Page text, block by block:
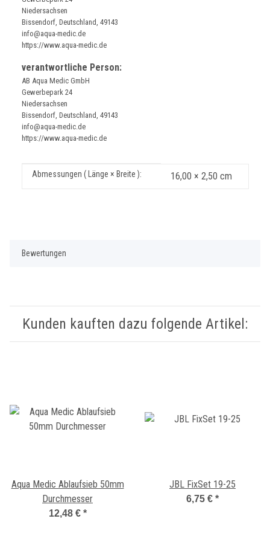
Niedersachsen
Bissendorf, Deutschland, 49143
info@aqua-medic.de
https://www.aqua-medic.de
verantwortliche Person:
AB Aqua Medic GmbH
Gewerbepark 24
Niedersachsen
Bissendorf, Deutschland, 49143
info@aqua-medic.de
https://www.aqua-medic.de
Produkteigenschaft
Wert
Abmessungen ( Länge × Breite ): 16,00 × 2,50 cm
Bewertungen
Kunden kauften dazu folgende Artikel:
Aqua Medic Ablaufsieb 50mm
Durchmesser
12,48 € *
JBL FixSet 19-25
6,75 € *